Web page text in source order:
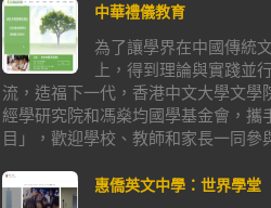
中華禮儀教育
為了讓學界在中國傳統
上，得到理論與實踐並
流，造福下一代，香港中文大學文學
經學研究院和馮燊均國學基金會，攜
目」，歡迎學校、教師和家長一同參
惠僑英文中學：世界學堂